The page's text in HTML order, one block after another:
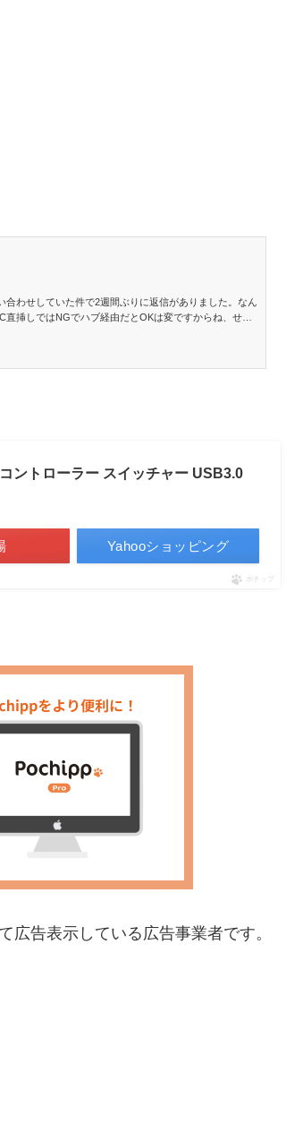
合わせしていた件で2週間ぶりに返信がありました。なん
ントローラー スイッチャー USB3.0
Yahooショッピング
ポチップ
広告表示している広告事業者です。